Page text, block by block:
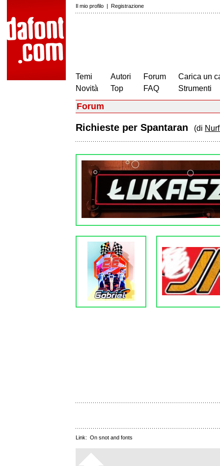
Il mio profilo | Registrazione
Temi
Novità
Autori
Top
Forum
FAQ
Carica un
Strumenti
Forum
Richieste per Spantaran (di
Link: On snot and fonts